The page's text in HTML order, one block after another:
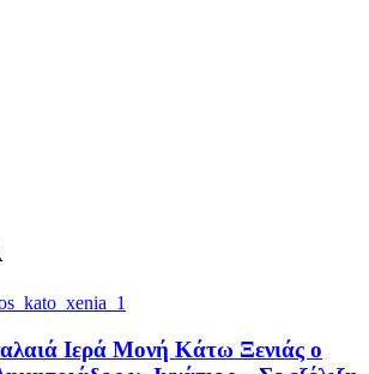
Ιερά Μονή Κάτω Ξενιάς ο